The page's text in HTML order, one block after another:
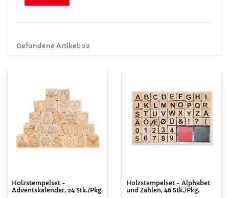
Gefundene Artikel: 22
Holzstempelset -
Adventskalender, 24 Stk./Pkg.
Holzstempelset - Alphabet
und Zahlen, 46 Stk./Pkg.